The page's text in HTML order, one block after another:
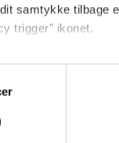
samtykke tilbage
trigger" ikonet.
for at kunne
til at at